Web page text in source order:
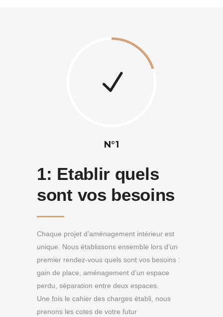
N°1
1: Etablir quels
sont vos besoins
Chaque projet d’aménagement intérieur est
unique. Nous établissons ensemble lors d’un
premier rendez-vous quels sont vos besoins :
gain de place, aménagement d’un espace
perdu, séparation entre deux espaces.
Une fois le cahier des charges établi, nous
prenons les cotes de votre futur